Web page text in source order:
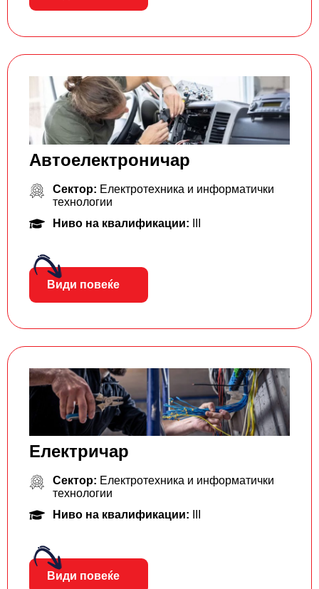
Автоелектроничар
Сектор: Електротехника и информатички
технологии
Ниво на квалификации:
Види повеќе
Електричар
Сектор: Електротехника и информатички
технологии
Ниво на квалификации:
Види повеќе